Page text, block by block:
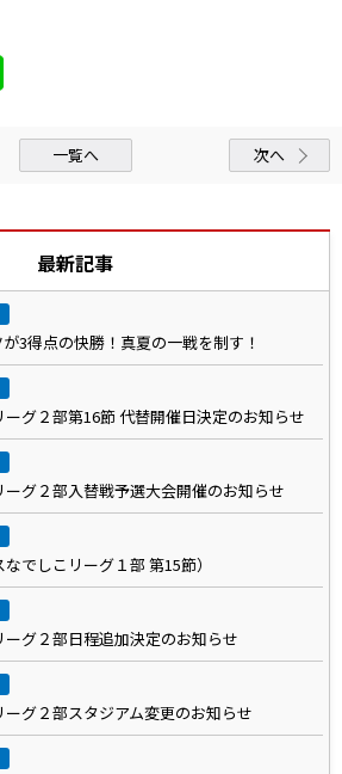
一覧へ 次へ
最新記事
3得点の快勝！真夏の一戦を制す！
グ２部第16節 代替開催日決定のお知らせ
グ２部入替戦予選大会開催のお知らせ
でしこリーグ１部 第15節）
グ２部日程追加決定のお知らせ
グ２部スタジアム変更のお知らせ